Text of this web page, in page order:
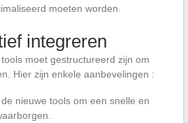
moeten worden.
integreren
moet gestructureerd zijn om
Hier zijn enkele aanbevelingen :
nieuwe tools om een snelle en